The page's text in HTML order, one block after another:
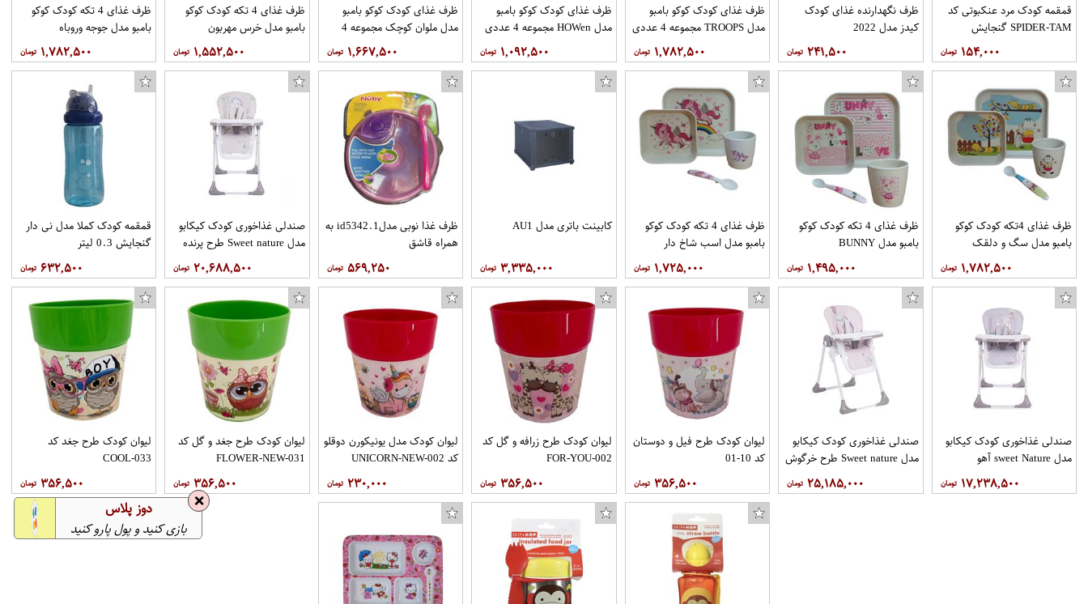
قمقمه کودک مرد عنکبوتی کد
SPIDER-TAM گنجایش
۱۵۴,۰۰۰
ظرف نگهدارنده غذای کودک
کیدز مدل 2022
۲۴۱,۵۰۰
ظرف غذای کودک کوکو بامبو
مدل TROOPS مجموعه 4 عددی
۱,۷۸۲,۵۰۰
ظرف غذای کودک کوکو بامبو
مدل HOWen مجموعه 4 عددی
۱,۰۹۲,۵۰۰
ظرف غذای کودک کوکو بامبو
مدل ملوان کوچک مجموعه 4
۱,۶۶۷,۵۰۰
ظرف غذای 4 تکه کودک کوکو
بامبو مدل خرس مهربون
۱,۵۵۲,۵۰۰
ظرف غذای 4 تکه کودک کوکو
بامبو مدل جوجه وروباه
۱,۷۸۲,۵۰۰
ظرف غذای 4تکه کودک کوکو
بامبو مدل سگ و دلقک
۱,۷۸۲,۵۰۰
ظرف غذای 4 تکه کودک کوکو
بامبو مدل BUNNY
۱,۴۹۵,۰۰۰
ظرف غذای 4 تکه کودک کوکو
بامبو مدل اسب شاخ دار
۱,۷۲۵,۰۰۰
کابینت باتری مدل AU1
۳,۳۳۵,۰۰۰
ظرف غذا نوبی مدلid5342.1 به
همراه قاشق
۵۶۹,۲۵۰
صندلی غذاخوری کودک کیکابو
مدل Sweet nature طرح پرنده
۲۰,۶۸۸,۵۰۰
قمقمه کودک کملا مدل نی دار
گنجایش 0.3 لیتر
۶۳۲,۵۰۰
صندلی غذاخوری کودک کیکابو
مدل sweet Nature آهو
۱۷,۲۳۸,۵۰۰
صندلی غذاخوری کودک کیکابو
مدل Sweet nature طرح خرگوش
۲۵,۱۸۵,۰۰۰
لیوان کودک طرح فیل و دوستان
کد 10-01
۳۵۶,۵۰۰
لیوان کودک طرح زرافه و گل کد
FOR-YOU-002
۳۵۶,۵۰۰
لیوان کودک مدل یونیکورن دوقلو
کد UNICORN-NEW-002
۲۳۰,۰۰۰
لیوان کودک طرح جغد و گل کد
FLOWER-NEW-031
۳۵۶,۵۰۰
لیوان کودک طرح جغد کد
COOL-033
۳۵۶,۵۰۰
❌ دوز پلاس
بازی کنید و پول پارو کنید